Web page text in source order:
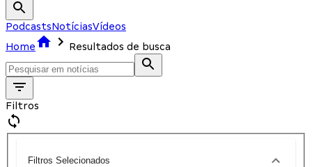
PodcastsNotíciasVídeos
Home
Resultados de busca
Filtros
Filtros Selecionados